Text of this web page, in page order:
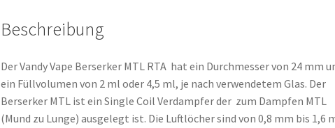
Beschreibung
Der Vandy Vape Berserker MTL RTA hat ein Durchmesser von 24 mm
ein Füllvolumen von 2 ml oder 4,5 ml, je nach verwendetem Glas. Der
Berserker MTL ist ein Single Coil Verdampfer der zum Dampfen MTL
(Mund zu Lunge) ausgelegt ist. Die Luftlöcher sind von 0,8 mm bis 1,6